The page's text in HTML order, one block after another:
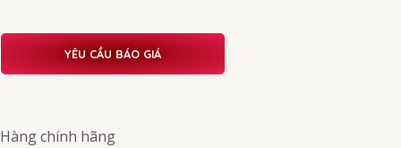
YÊU CẦU BÁO GIÁ
Hàng chính hãng